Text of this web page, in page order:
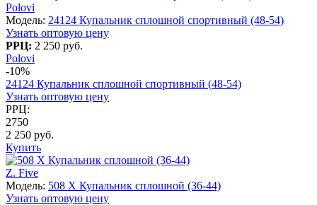
Polovi
Модель: 24124 Купальник сплошной спортивный (48-54)
Узнать оптовую цену
РРЦ: 2 250 руб.
Polovi
-10%
24124 Купальник сплошной спортивный (48-54)
Узнать оптовую цену
РРЦ:
2750
2 250 руб.
Купить
Z. Five
Модель: 508 X Купальник сплошной (36-44)
Узнать оптовую цену